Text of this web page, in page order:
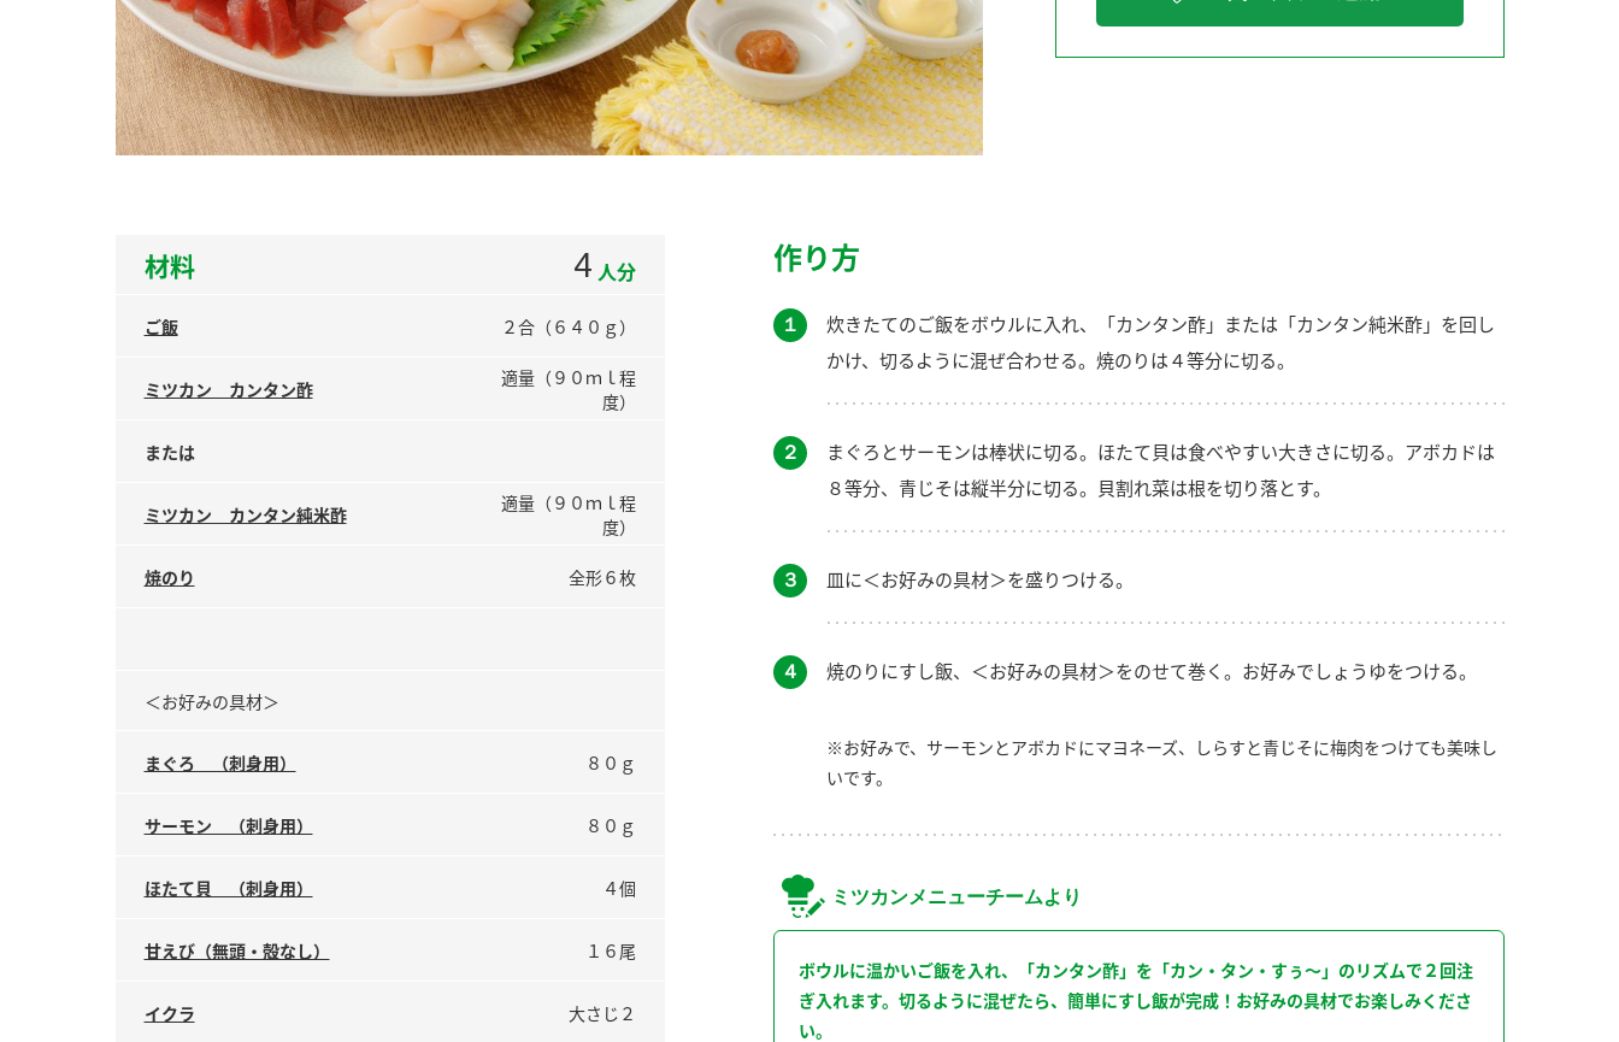
材料 4 人分
ご飯 ２合（６４０ｇ）
ミツカン カンタン酢
適量（９０ｍｌ程
度）
または
ミツカン カンタン純米酢
適量（９０ｍｌ程
度）
焼のり 全形６枚
＜お好みの具材＞
まぐろ （刺身用） ８０ｇ
サーモン （刺身用） ８０ｇ
ほたて貝 （刺身用） ４個
甘えび（無頭・殻なし） １６尾
イクラ 大さじ２
作り方
１
炊きたてのご飯をボウルに入れ、「カンタン酢」または「カンタン純米酢」を回し
かけ、切るように混ぜ合わせる。焼のりは４等分に切る。
２
まぐろとサーモンは棒状に切る。ほたて貝は食べやすい大きさに切る。アボカドは
８等分、青じそは縦半分に切る。貝割れ菜は根を切り落とす。
３ 皿に＜お好みの具材＞を盛りつける。
４ 焼のりにすし飯、＜お好みの具材＞をのせて巻く。お好みでしょうゆをつける。
※お好みで、サーモンとアボカドにマヨネーズ、しらすと青じそに梅肉をつけても美味し
いです。
ミツカンメニューチームより
ボウルに温かいご飯を入れ、「カンタン酢」を「カン・タン・すぅ～」のリズムで２回注
ぎ入れます。切るように混ぜたら、簡単にすし飯が完成！お好みの具材でお楽しみくださ
い。